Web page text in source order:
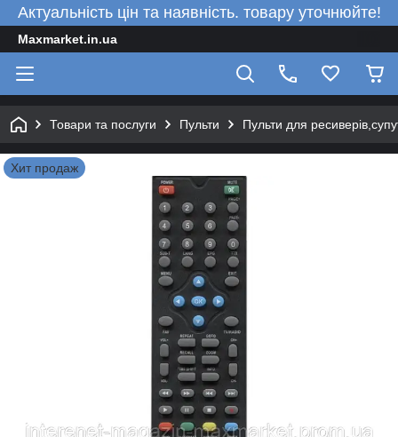
Актуальність цін та наявність. товару уточнюйте!
Maxmarket.in.ua
Товари та послуги Пульти Пульти для
Хит продаж